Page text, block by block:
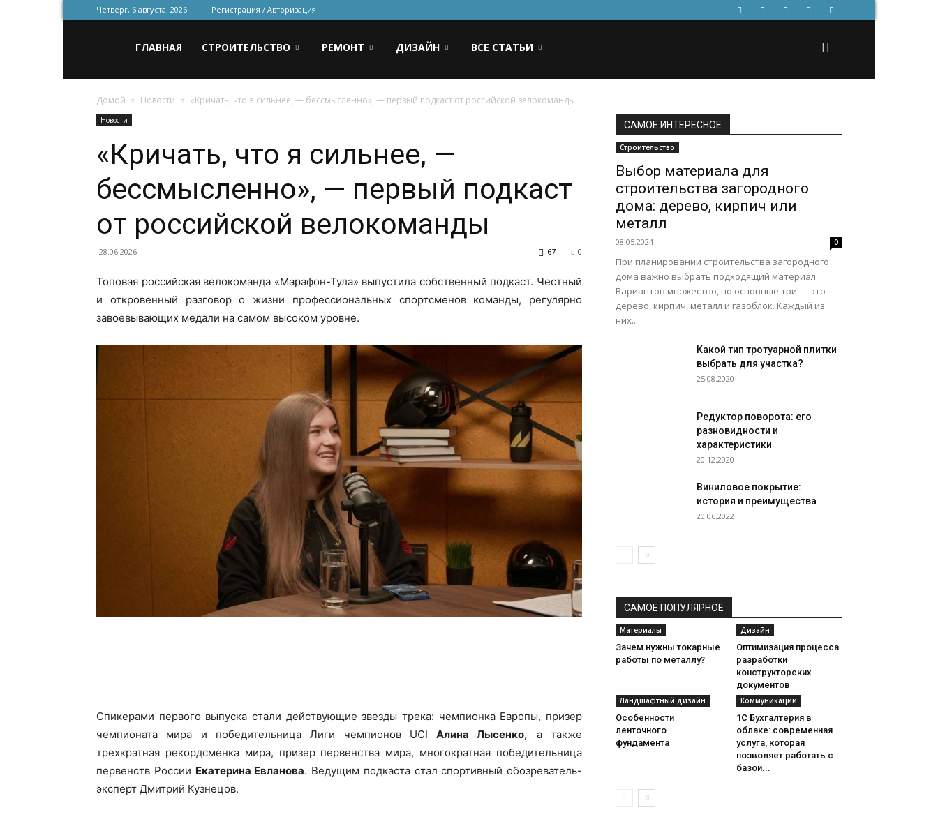
Четверг, 6 августа, 2026 Регистрация / Авторизация
для
строительства
ГЛАВНАЯ СТРОИТЕЛЬСТВО РЕМОНТ ДИЗАЙН ВСЕ СТАТЬИ
Домой Новости «Кричать, что я сильнее, — бессмысленно», — первый подкаст от российской велокоманды
Новости
«Кричать, что я сильнее, —
бессмысленно», — первый подкаст
от российской велокоманды
28.06.2026 0
67
Топовая российская велокоманда «Марафон-Тула» выпустила собственный подкаст. Честный
и откровенный разговор о жизни профессиональных спортсменов команды, регулярно
завоевывающих медали на самом высоком уровне.
Спикерами первого выпуска стали действующие звезды трека: чемпионка Европы, призер
чемпионата мира и победительница Лиги чемпионов UCIАлина Лысенко, а также
трехкратная рекордсменка мира, призер первенства мира, многократная победительница
первенств России Екатерина Евланова. Ведущим подкаста стал спортивный обозреватель-
эксперт Дмитрий Кузнецов.
САМОЕ ИНТЕРЕСНОЕ
Строительство
Выбор материала для
строительства загородного
дома: дерево, кирпич или
металл
08.05.2024 0
При планировании строительства загородного
дома важно выбрать подходящий материал.
Вариантов множество, но основные три — это
дерево, кирпич, металл и газоблок. Каждый из
них...
Какой тип тротуарной плитки
выбрать для участка?
25.08.2020
Редуктор поворота: его
разновидности и
характеристики
20.12.2020
Виниловое покрытие:
история и преимущества
20.06.2022
САМОЕ ПОПУЛЯРНОЕ
Материалы
Зачем нужны токарные
работы по металлу?
Дизайн
Оптимизация процесса
разработки
конструкторских
документов
Ландшафтный дизайн
Особенности
ленточного
фундамента
Коммуникации
1С Бухгалтерия в
облаке: современная
услуга, которая
позволяет работать с
базой...